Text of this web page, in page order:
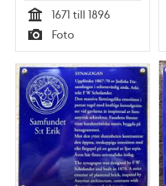
Tid
1671 till 1896
Typ
Foto